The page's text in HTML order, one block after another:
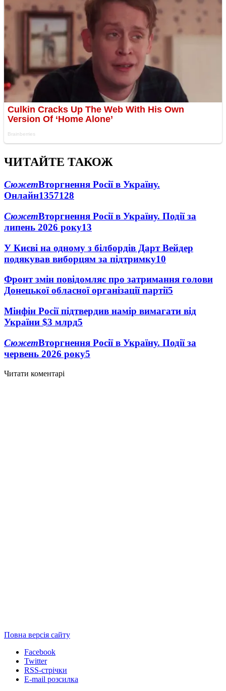
ЧИТАЙТЕ ТАКОЖ
СюжетВторгнення Росії в Україну.
Онлайн1357128
СюжетВторгнення Росії в Україну. Події за
липень 2026 року13
У Києві на одному з білбордів Дарт Вейдер
подякував виборцям за підтримку10
Фронт змін повідомляє про затримання голови
Донецької обласної організації партії5
Мінфін Росії підтвердив намір вимагати від
України $3 млрд5
СюжетВторгнення Росії в Україну. Події за
червень 2026 року5
Читати коментарі
Повна версія сайту
Facebook
Twitter
RSS-стрічки
E-mail розсилка